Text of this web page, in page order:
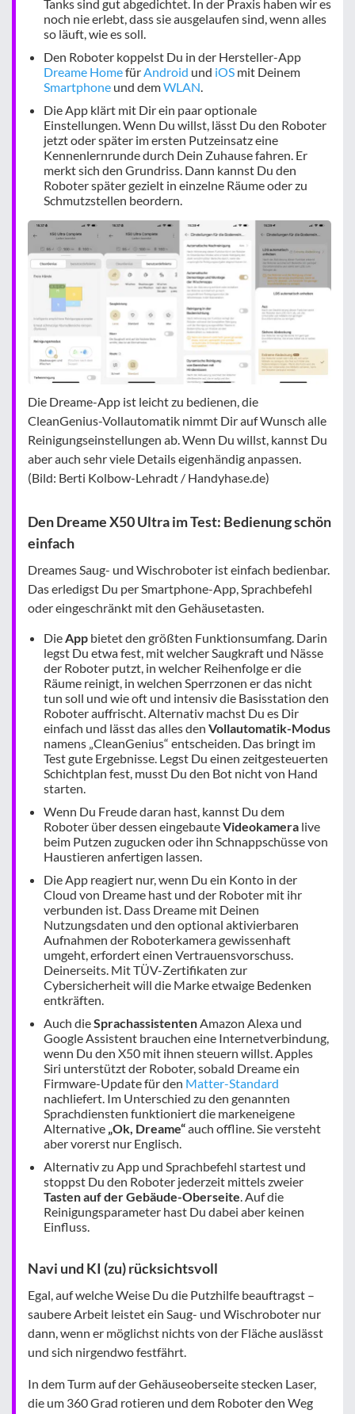
Tanks sind gut abgedichtet. In der Praxis haben wir es
noch nie erlebt, dass sie ausgelaufen sind, wenn alles
so läuft, wie es soll.
Den Roboter koppelst Du in der Hersteller-App
Dreame Homefür Android und iOS mit Deinem
Smartphone und demWLAN
Die App klärt mit Dir ein paar optionale
Einstellungen. Wenn Du willst, lässt Du den Roboter
jetzt oder später im ersten Putzeinsatz eine
Kennenlernrunde durch Dein Zuhause fahren. Er
merkt sich den Grundriss. Dann kannst Du den
Roboter später gezielt in einzelne Räume oder zu
Schmutzstellen beordern.
Die Dreame-App ist leicht zu bedienen, die
CleanGenius-Vollautomatik nimmt Dir auf Wunsch alle
Reinigungseinstellungen ab. Wenn Du willst, kannst Du
aber auch sehr viele Details eigenhändig anpassen.
(Bild: Berti Kolbow-Lehradt / Handyhase.de)
Den Dreame X50 Ultra im Test: Bedienung schön
einfach
Dreames Saug- und Wischroboter ist einfach bedienbar.
Das erledigst Du per Smartphone-App, Sprachbefehl
oder eingeschränkt mit den Gehäusetasten.
DieApp bietet den größten Funktionsumfang. Darin
legst Du etwa fest, mit welcher Saugkraft und Nässe
der Roboter putzt, in welcher Reihenfolge er die
Räume reinigt, in welchen Sperrzonen er das nicht
tun soll und wie oft und intensiv die Basisstation den
Roboter auffrischt. Alternativ machst Du es Dir
einfach und lässt das alles den Vollautomatik-Modus
namens „CleanGenius“ entscheiden. Das bringt im
Test gute Ergebnisse. Legst Du einen zeitgesteuerten
Schichtplan fest, musst Du den Bot nicht von Hand
starten.
Wenn Du Freude daran hast, kannst Du dem
Roboter über dessen eingebauteVideokamera live
beim Putzen zugucken oder ihn Schnappschüsse von
Haustieren anfertigen lassen.
Die App reagiert nur, wenn Du ein Konto in der
Cloud von Dreame hast und der Roboter mit ihr
verbunden ist. Dass Dreame mit Deinen
Nutzungsdaten und den optional aktivierbaren
Aufnahmen der Roboterkamera gewissenhaft
umgeht, erfordert einen Vertrauensvorschuss.
Deinerseits. Mit TÜV-Zertifikaten zur
Cybersicherheit will die Marke etwaige Bedenken
entkräften.
Auch dieSprachassistentenAmazon Alexa und
Google Assistent brauchen eine Internetverbindung,
wenn Du den X50 mit ihnen steuern willst. Apples
Siri unterstützt der Roboter, sobald Dreame ein
Firmware-Update für den Matter-Standard
nachliefert. Im Unterschied zu den genannten
Sprachdiensten funktioniert die markeneigene
Alternative „Ok, Dreame“auch offline. Sie versteht
aber vorerst nur Englisch.
Alternativ zu App und Sprachbefehl startest und
stoppst Du den Roboter jederzeit mittels zweier
Tasten auf der Gebäude-Oberseite. Auf die
Reinigungsparameter hast Du dabei aber keinen
Einfluss.
Navi und KI (zu) rücksichtsvoll
Egal, auf welche Weise Du die Putzhilfe beauftragst –
saubere Arbeit leistet ein Saug- und Wischroboter nur
dann, wenn er möglichst nichts von der Fläche auslässt
und sich nirgendwo festfährt.
In dem Turm auf der Gehäuseoberseite stecken Laser,
die um 360 Grad rotieren und dem Roboter den Weg